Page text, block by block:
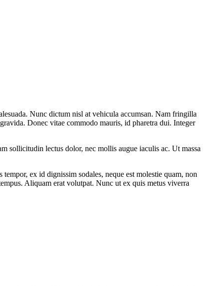
Nunc dictum nisl at vehicula accumsan. Nam fringilla
Donec vitae commodo mauris, id pharetra dui. Integer
sollicitudin lectus dolor, nec mollis augue iaculis ac. Ut massa
ex id dignissim sodales, neque est molestie quam, non
Aliquam erat volutpat. Nunc ut ex quis metus viverra